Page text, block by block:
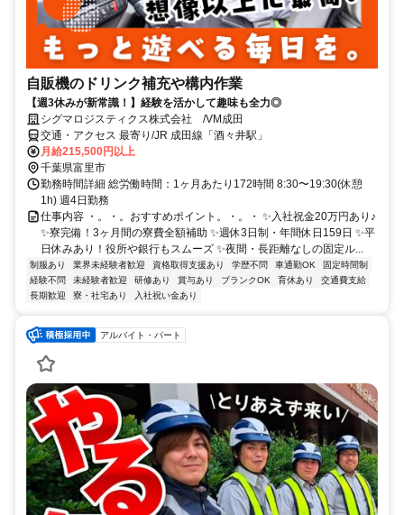
自販機のドリンク補充や構内作業
【週3休みが新常識！】経験を活かして趣味も全力◎
シグマロジスティクス株式会社 /VM成田
交通・アクセス 最寄り/JR 成田線「酒々井駅」
月給215,500円以上
千葉県富里市
勤務時間詳細 総労働時間：1ヶ月あたり172時間 8:30〜19:30(休憩
1h) 週4日勤務
仕事内容 ・。・。おすすめポイント。・。・ ✨入社祝金20万円あり♪
✨寮完備！3ヶ月間の寮費全額補助 ✨週休3日制・年間休日159日 ✨平
日休みあり！役所や銀行もスムーズ ✨夜間・長距離なしの固定ル...
制服あり 業界未経験者歓迎 資格取得支援あり 学歴不問 車通勤OK
固定時間制
経験不問
未経験者歓迎 研修あり 賞与あり ブランクOK 育休あり
交通費支給
長期歓迎
寮・社宅あり 入社祝い金あり
アルバイト・パート